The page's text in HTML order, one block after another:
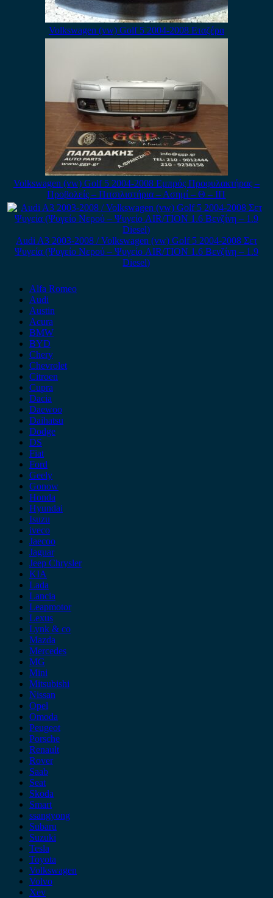
Volkswagen (vw) Golf 5 2004-2008 Εταζέρα
Volkswagen (vw) Golf 5 2004-2008 Εμπρός Προφυλακτήρας –
Προβολείς – Πιτσιλιστήρια – Ασημί – Θ – ΙΠ
Audi A3 2003-2008 / Volkswagen (vw) Golf 5 2004-2008 Σετ
Ψυγεία (Ψυγείο Νερού – Ψυγείο AIR/TION 1.6 Βενζίνη – 1.9
Diesel)
Alfa Romeo
Audi
Austin
Acura
BMW
BYD
Chery
Chevrolet
Citroen
Cupra
Dacia
Daewoo
Daihatsu
Dodge
DS
Fiat
Ford
Geely
Gonow
Honda
Hyundai
Isuzu
iveco
Jaecoo
Jaguar
Jeep Chrysler
KIA
Lada
Lancia
Leapmotor
Lexus
Lynk & co
Mazda
Mercedes
MG
Mini
Mitsubishi
Nissan
Opel
Omoda
Peugeot
Porsche
Renault
Rover
Saab
Seat
Skoda
Smart
ssangyong
Subaru
Suzuki
Tesla
Toyota
Volkswagen
Volvo
Xev